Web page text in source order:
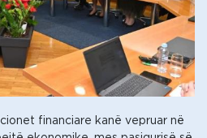
financiare kanë vepruar në